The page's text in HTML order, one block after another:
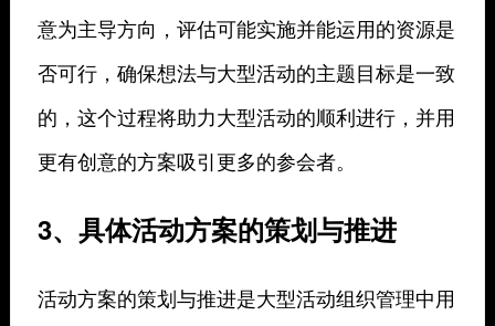
意为主导方向，评估可能实施并能运用的资源是
否可行，确保想法与大型活动的主题目标是一致
的，这个过程将助力大型活动的顺利进行，并用
更有创意的方案吸引更多的参会者。
3、具体活动方案的策划与推进
活动方案的策划与推进是大型活动组织管理中用